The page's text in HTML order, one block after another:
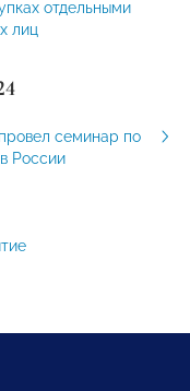
отдельными
лиц
семинар по
России